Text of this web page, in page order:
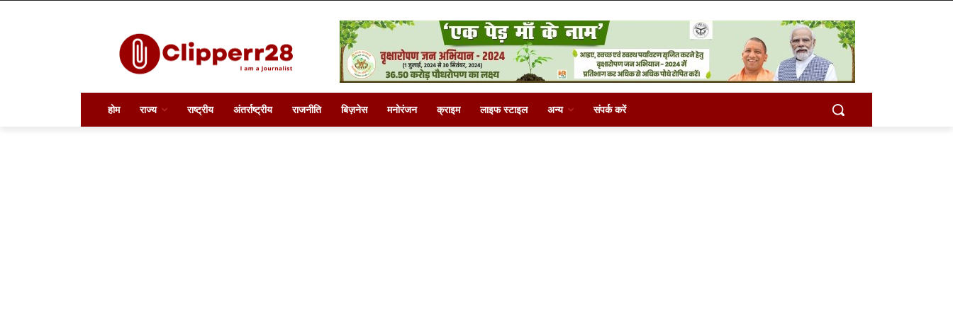
होम राज्य राष्ट्रीय अंतर्राष्ट्रीय राजनीति बिज़नेस मनोरंजन क्राइम लाइफ स्टाइल अन्य संपर्क करें